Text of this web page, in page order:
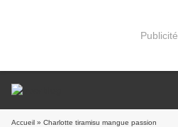
Publicité
Accueil » Charlotte tiramisu mangue passion